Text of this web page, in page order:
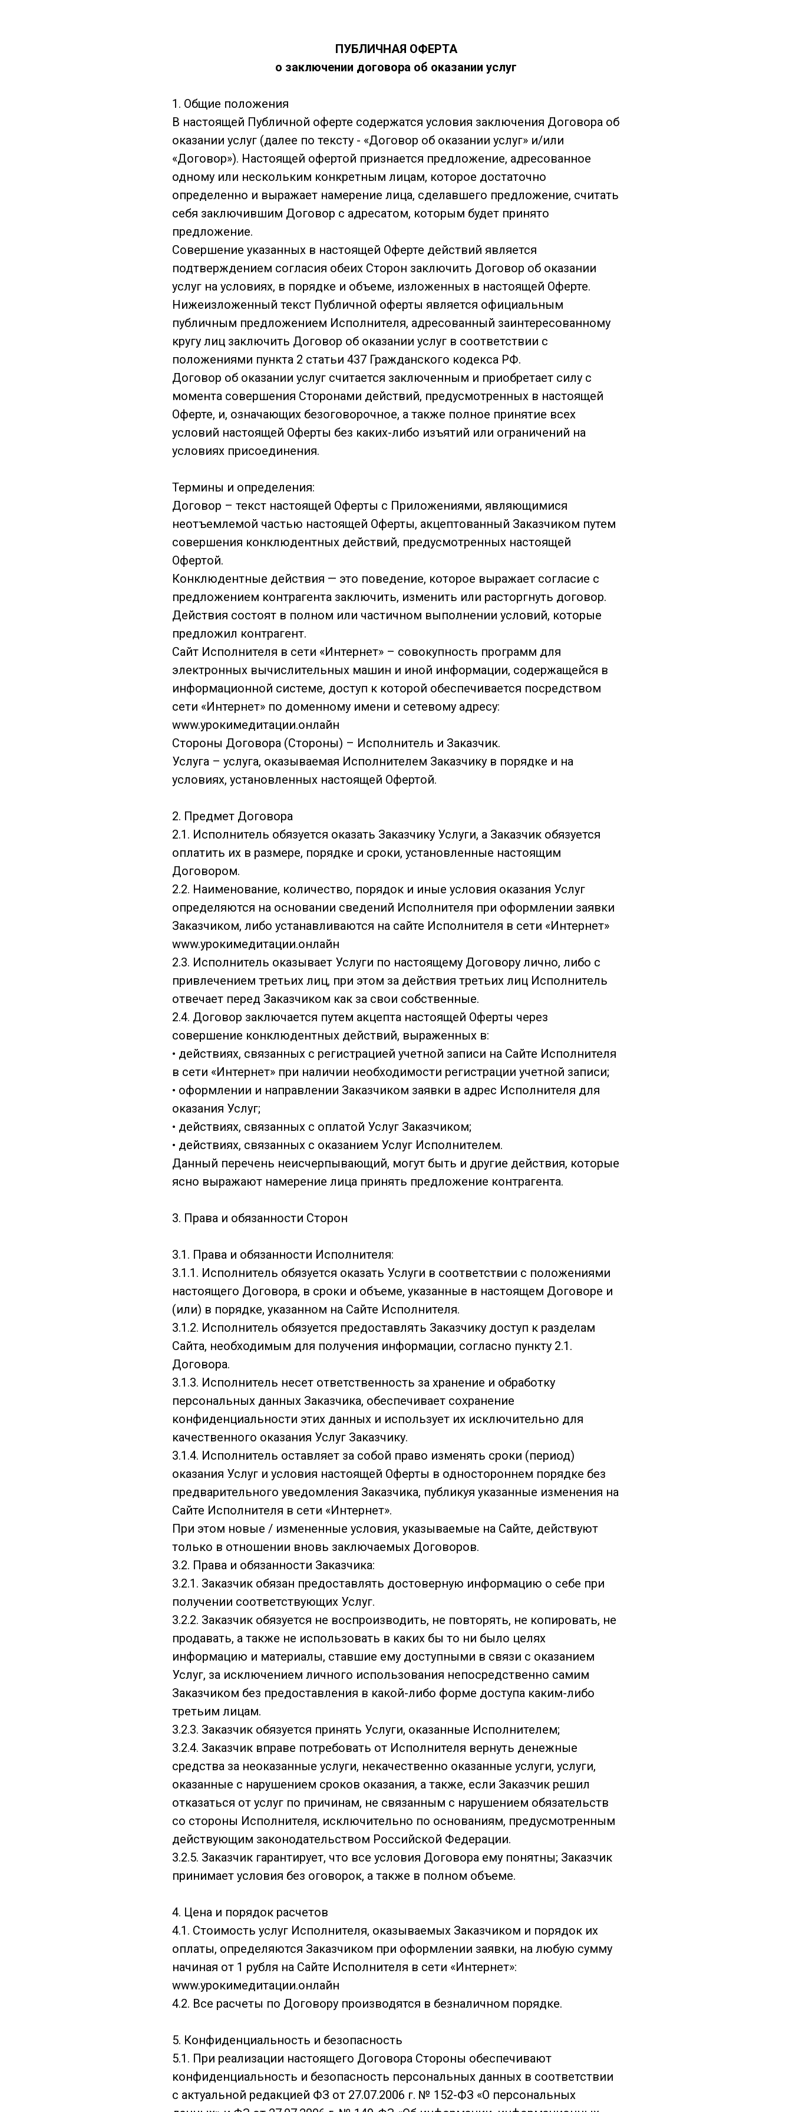
ПУБЛИЧНАЯ ОФЕРТА
о заключении договора об оказании услуг
1. Общие положения
В настоящей Публичной оферте содержатся условия заключения Договора об
оказании услуг (далее по тексту - «Договор об оказании услуг» и/или
«Договор»). Настоящей офертой признается предложение, адресованное
одному или нескольким конкретным лицам, которое достаточно
определенно и выражает намерение лица, сделавшего предложение, считать
себя заключившим Договор с адресатом, которым будет принято
предложение.
Совершение указанных в настоящей Оферте действий является
подтверждением согласия обеих Сторон заключить Договор об оказании
услуг на условиях, в порядке и объеме, изложенных в настоящей Оферте.
Нижеизложенный текст Публичной оферты является официальным
публичным предложением Исполнителя, адресованный заинтересованному
кругу лиц заключить Договор об оказании услуг в соответствии с
положениями пункта 2 статьи 437 Гражданского кодекса РФ.
Договор об оказании услуг считается заключенным и приобретает силу с
момента совершения Сторонами действий, предусмотренных в настоящей
Оферте, и, означающих безоговорочное, а также полное принятие всех
условий настоящей Оферты без каких-либо изъятий или ограничений на
условиях присоединения.
Термины и определения:
Договор – текст настоящей Оферты с Приложениями, являющимися
неотъемлемой частью настоящей Оферты, акцептованный Заказчиком путем
совершения конклюдентных действий, предусмотренных настоящей
Офертой.
Конклюдентные действия — это поведение, которое выражает согласие с
предложением контрагента заключить, изменить или расторгнуть договор.
Действия состоят в полном или частичном выполнении условий, которые
предложил контрагент.
Сайт Исполнителя в сети «Интернет» – совокупность программ для
электронных вычислительных машин и иной информации, содержащейся в
информационной системе, доступ к которой обеспечивается посредством
сети «Интернет» по доменному имени и сетевому адресу:
www.урокимедитации.онлайн
Стороны Договора (Стороны) – Исполнитель и Заказчик.
Услуга – услуга, оказываемая Исполнителем Заказчику в порядке и на
условиях, установленных настоящей Офертой.
2. Предмет Договора
2.1. Исполнитель обязуется оказать Заказчику Услуги, а Заказчик обязуется
оплатить их в размере, порядке и сроки, установленные настоящим
Договором.
2.2. Наименование, количество, порядок и иные условия оказания Услуг
определяются на основании сведений Исполнителя при оформлении заявки
Заказчиком, либо устанавливаются на сайте Исполнителя в сети «Интернет»
www.урокимедитации.онлайн
2.3. Исполнитель оказывает Услуги по настоящему Договору лично, либо с
привлечением третьих лиц, при этом за действия третьих лиц Исполнитель
отвечает перед Заказчиком как за свои собственные.
2.4. Договор заключается путем акцепта настоящей Оферты через
совершение конклюдентных действий, выраженных в:
• действиях, связанных с регистрацией учетной записи на Сайте Исполнителя
в сети «Интернет» при наличии необходимости регистрации учетной записи;
• оформлении и направлении Заказчиком заявки в адрес Исполнителя для
оказания Услуг;
• действиях, связанных с оплатой Услуг Заказчиком;
• действиях, связанных с оказанием Услуг Исполнителем.
Данный перечень неисчерпывающий, могут быть и другие действия, которые
ясно выражают намерение лица принять предложение контрагента.
3. Права и обязанности Сторон
3.1. Права и обязанности Исполнителя:
3.1.1. Исполнитель обязуется оказать Услуги в соответствии с положениями
настоящего Договора, в сроки и объеме, указанные в настоящем Договоре и
(или) в порядке, указанном на Сайте Исполнителя.
3.1.2. Исполнитель обязуется предоставлять Заказчику доступ к разделам
Сайта, необходимым для получения информации, согласно пункту 2.1.
Договора.
3.1.3. Исполнитель несет ответственность за хранение и обработку
персональных данных Заказчика, обеспечивает сохранение
конфиденциальности этих данных и использует их исключительно для
качественного оказания Услуг Заказчику.
3.1.4. Исполнитель оставляет за собой право изменять сроки (период)
оказания Услуг и условия настоящей Оферты в одностороннем порядке без
предварительного уведомления Заказчика, публикуя указанные изменения на
Сайте Исполнителя в сети «Интернет».
При этом новые / измененные условия, указываемые на Сайте, действуют
только в отношении вновь заключаемых Договоров.
3.2. Права и обязанности Заказчика:
3.2.1. Заказчик обязан предоставлять достоверную информацию о себе при
получении соответствующих Услуг.
3.2.2. Заказчик обязуется не воспроизводить, не повторять, не копировать, не
продавать, а также не использовать в каких бы то ни было целях
информацию и материалы, ставшие ему доступными в связи с оказанием
Услуг, за исключением личного использования непосредственно самим
Заказчиком без предоставления в какой-либо форме доступа каким-либо
третьим лицам.
3.2.3. Заказчик обязуется принять Услуги, оказанные Исполнителем;
3.2.4. Заказчик вправе потребовать от Исполнителя вернуть денежные
средства за неоказанные услуги, некачественно оказанные услуги, услуги,
оказанные с нарушением сроков оказания, а также, если Заказчик решил
отказаться от услуг по причинам, не связанным с нарушением обязательств
со стороны Исполнителя, исключительно по основаниям, предусмотренным
действующим законодательством Российской Федерации.
3.2.5. Заказчик гарантирует, что все условия Договора ему понятны; Заказчик
принимает условия без оговорок, а также в полном объеме.
4. Цена и порядок расчетов
4.1. Стоимость услуг Исполнителя, оказываемых Заказчиком и порядок их
оплаты, определяются Заказчиком при оформлении заявки, на любую сумму
начиная от 1 рубля на Сайте Исполнителя в сети «Интернет»:
www.урокимедитации.онлайн
4.2. Все расчеты по Договору производятся в безналичном порядке.
5. Конфиденциальность и безопасность
5.1. При реализации настоящего Договора Стороны обеспечивают
конфиденциальность и безопасность персональных данных в соответствии
с актуальной редакцией ФЗ от 27.07.2006 г. № 152-ФЗ «О персональных